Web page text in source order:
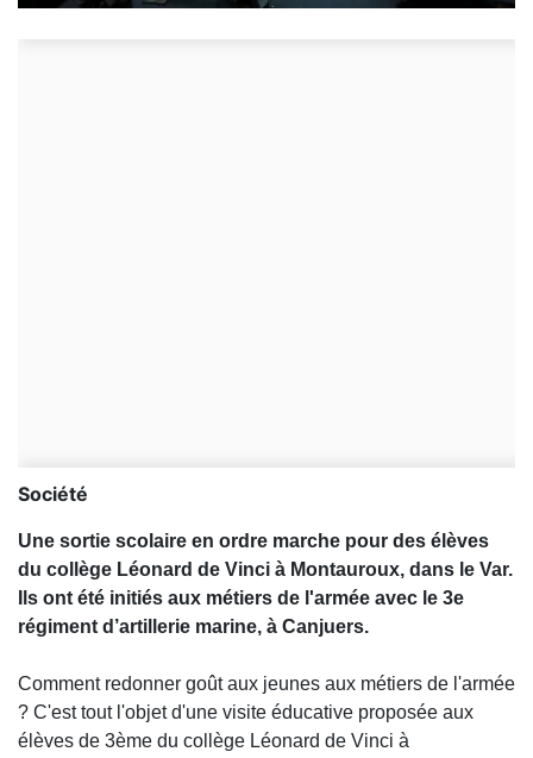
Société
Une sortie scolaire en ordre marche pour des élèves
du collège Léonard de Vinci à Montauroux, dans le Var.
Ils ont été initiés aux métiers de l'armée avec le 3e
régiment d’artillerie marine, à Canjuers.
Comment redonner goût aux jeunes aux métiers de l'armée
? C'est tout l'objet d'une visite éducative proposée aux
élèves de 3ème du collège Léonard de Vinci à